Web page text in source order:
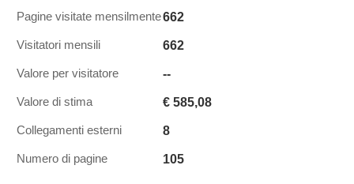
Pagine visitate mensilmente662
Visitatori mensili 662
Valore per visitatore --
Valore di stima € 585,08
Collegamenti esterni 8
Numero di pagine 105